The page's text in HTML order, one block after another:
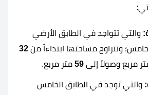
والتي تتواجد في الطابق الأرضي
وتتراوح مساحتها ابتداءاً من 32
مربع وصولاً إلى 59 متر مربع.
والتي توجد في الطابق الخامس